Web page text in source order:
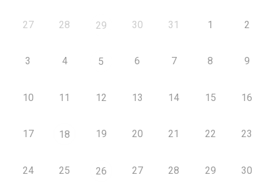
27 28 29 30 31 1 2
3 4 5 6 7 8 9
10 11 12 13 14 15 16
17 18 19 20 21 22 23
24 25 26 27 28 29 30